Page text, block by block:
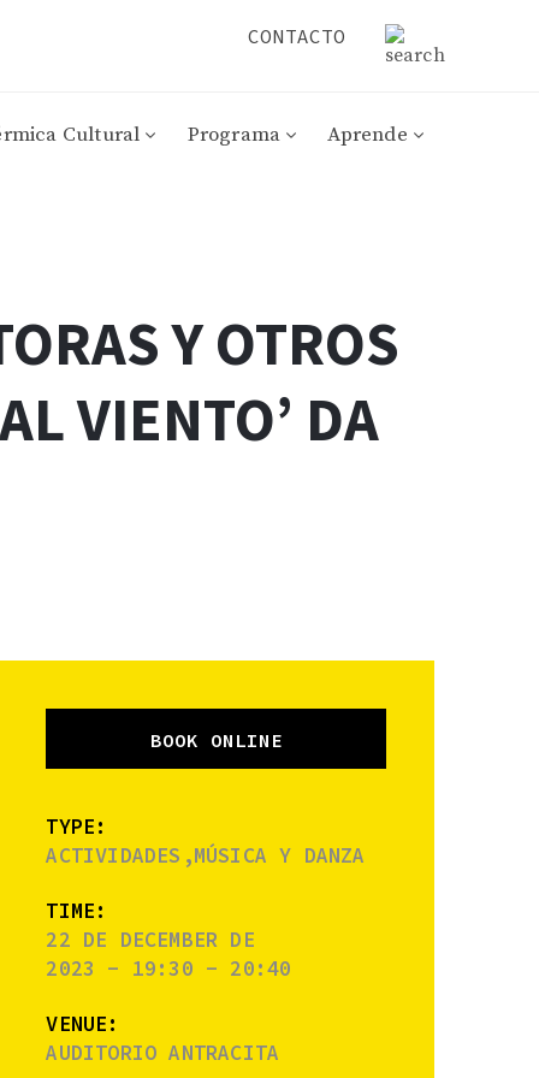
CONTACTO
Cultural Programa Aprende
Y OTROS
VIENTO’ DA
BOOK ONLINE
TYPE:
ACTIVIDADES,MÚSICA Y DANZA
TIME:
22 DE DECEMBER DE
2023 - 19:30 - 20:40
VENUE:
AUDITORIO ANTRACITA